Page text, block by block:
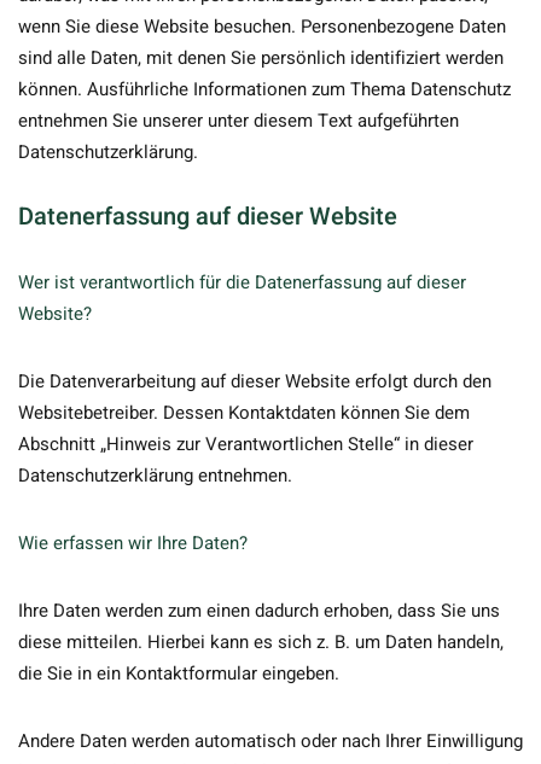
wenn Sie diese Website besuchen. Personenbezogene Daten
sind alle Daten, mit denen Sie persönlich identifiziert werden
können. Ausführliche Informationen zum Thema Datenschutz
entnehmen Sie unserer unter diesem Text aufgeführten
Datenschutzerklärung.
Datenerfassung auf dieser Website
Wer ist verantwortlich für die Datenerfassung auf dieser
Website?
Die Datenverarbeitung auf dieser Website erfolgt durch den
Websitebetreiber. Dessen Kontaktdaten können Sie dem
Abschnitt „Hinweis zur Verantwortlichen Stelle“ in dieser
Datenschutzerklärung entnehmen.
Wie erfassen wir Ihre Daten?
Ihre Daten werden zum einen dadurch erhoben, dass Sie uns
diese mitteilen. Hierbei kann es sich z. B. um Daten handeln,
die Sie in ein Kontaktformular eingeben.
Andere Daten werden automatisch oder nach Ihrer Einwilligung